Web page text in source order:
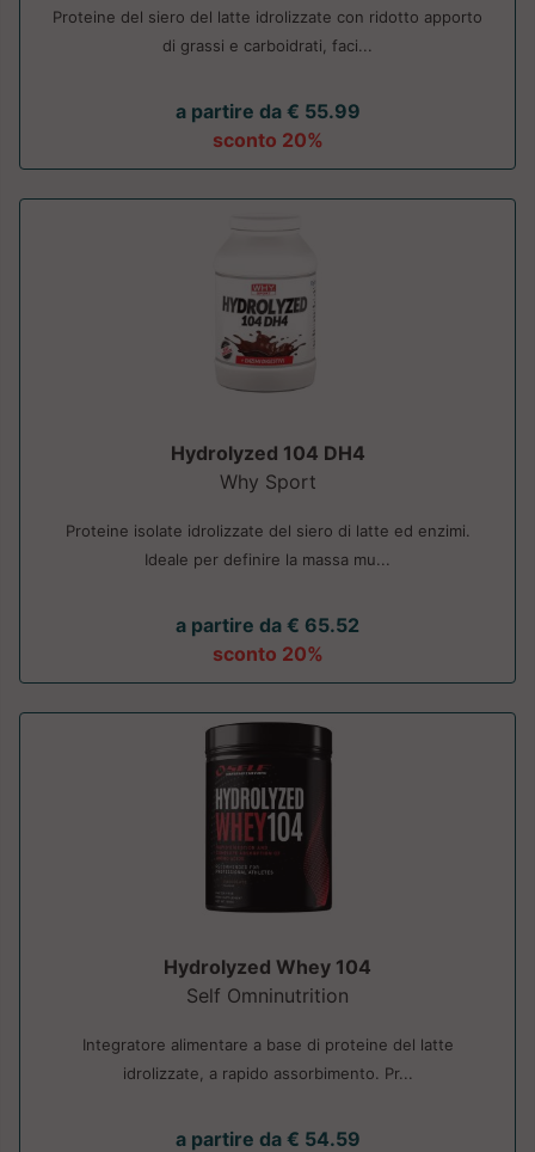
Proteine del siero del latte idrolizzate con ridotto apporto
di grassi e carboidrati, faci...
a partire da € 55.99
sconto 20%
Hydrolyzed 104 DH4
Why Sport
Proteine isolate idrolizzate del siero di latte ed enzimi.
Ideale per definire la massa mu...
a partire da € 65.52
sconto 20%
Hydrolyzed Whey 104
Self Omninutrition
Integratore alimentare a base di proteine del latte
idrolizzate, a rapido assorbimento. Pr...
a partire da € 54.59